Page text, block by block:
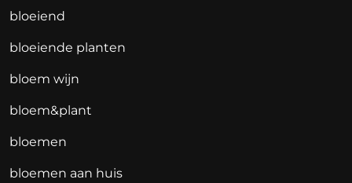
bloeiend
bloeiende planten
bloem wijn
bloem&plant
bloemen
bloemen aan huis